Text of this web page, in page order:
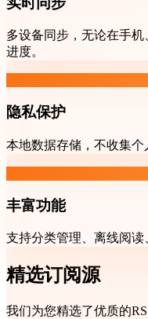
多设备同步，无论在手
进度。
隐私保护
本地数据存储，不收集个
丰富功能
支持分类管理、离线阅读
精选订阅源
我们为您精选了优质的